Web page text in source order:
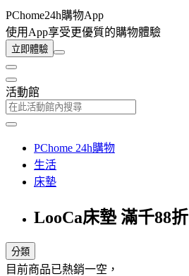
PChome24h購物App
使用App享受更優質的購物體驗
立即體驗
活動館
PChome 24h購物
生活
床墊
LooCa床墊 滿千88折
分類
目前商品已熱銷一空，